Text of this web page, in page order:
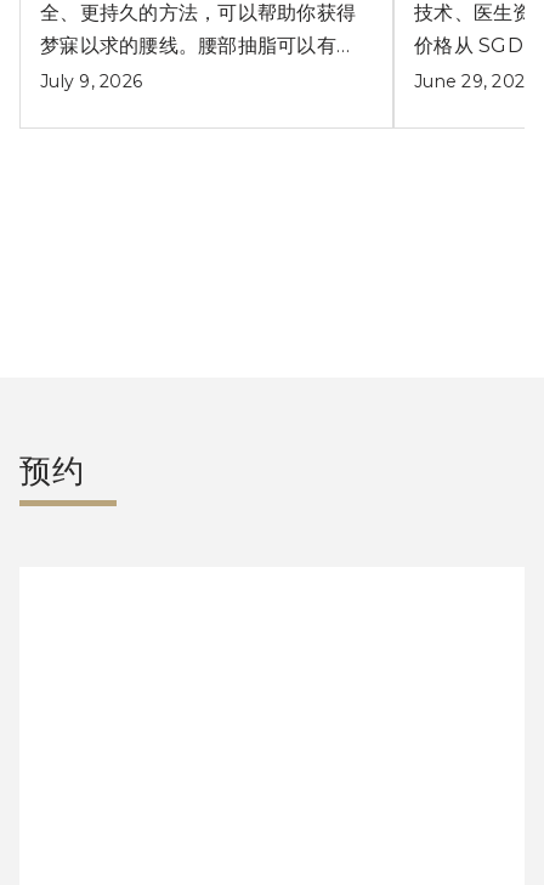
全、更持久的方法，可以帮助你获得
梦寐以求的腰线。腰部抽脂可以有效
解决产后小肚腩问题。
July 9, 2026
技术、医生资
价格从 SGD
June 29, 2026
预约